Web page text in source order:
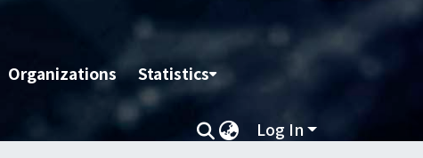
Organizations Statistics
Log In